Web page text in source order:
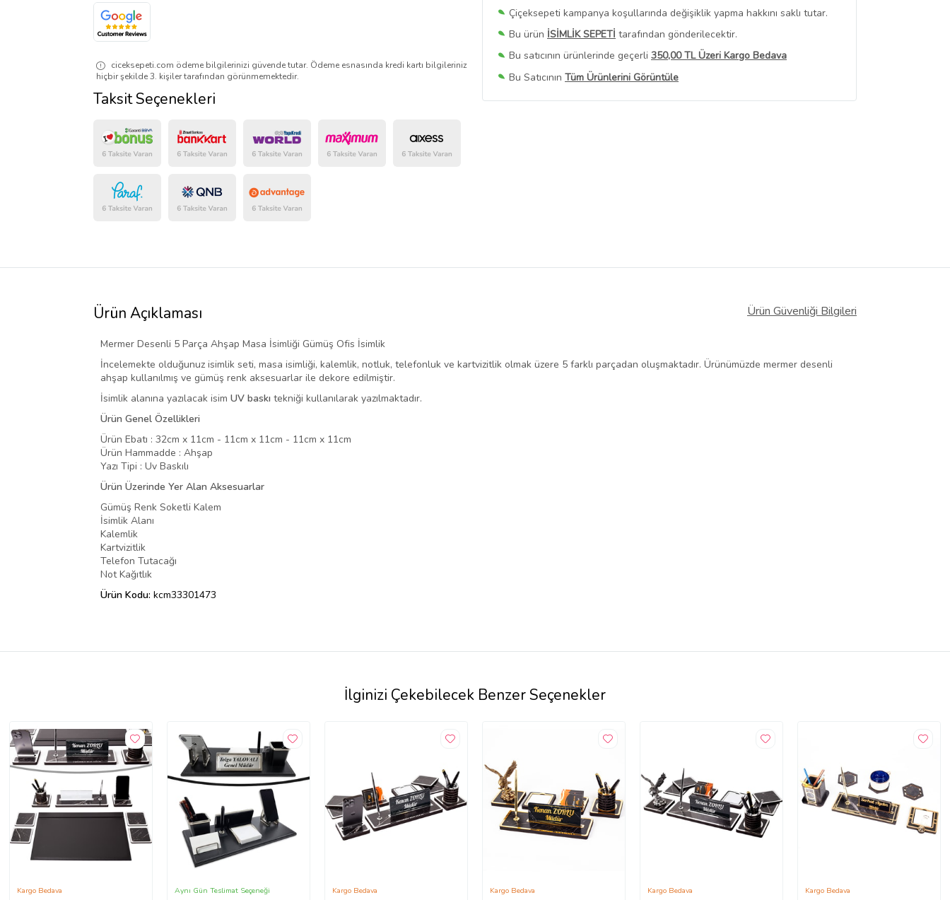
Çiçeksepeti kampanya koşullarında değişiklik yapma hakkını saklı tutar.
Bu ürün İSİMLİK SEPETİ tarafından gönderilecektir.
Bu satıcının ürünlerinde geçerli 350,00 TL Üzeri Kargo Bedava
Bu Satıcının Tüm Ürünlerini Görüntüle
Ürün sayfasında gördüğünüz fiyat bilgileri, satıcı tarafından
ciceksepeti.com ödeme bilgilerinizi güvende tutar. Ödeme esnasında kredi kartı bilgileriniz
hiçbir şekilde 3. kişiler tarafından görünmemektedir.
Taksit Seçenekleri
Ürün Açıklaması Ürün Güvenliği Bilgileri
Mermer Desenli 5 Parça Ahşap Masa İsimliği Gümüş Ofis İsimlik
İncelemekte olduğunuz isimlik seti, masa isimliği, kalemlik, notluk, telefonluk ve kartvizitlik olmak üzere 5 farklı parçadan oluşmaktadır. Ürünümüzde mermer desenli
ahşap kullanılmış ve gümüş renk aksesuarlar ile dekore edilmiştir.
İsimlik alanına yazılacak isim UV baskı tekniği kullanılarak yazılmaktadır.
Ürün Genel Özellikleri
Ürün Ebatı : 32cm x 11cm - 11cm x 11cm - 11cm x 11cm
Ürün Hammadde : Ahşap
Yazı Tipi : Uv Baskılı
Ürün Üzerinde Yer Alan Aksesuarlar
Gümüş Renk Soketli Kalem
İsimlik Alanı
Kalemlik
Kartvizitlik
Telefon Tutacağı
Not Kağıtlık
Ürün Kodu: kcm33301473
İlginizi Çekebilecek Benzer Seçenekler
Kargo Bedava Aynı Gün Teslimat Seçeneği Kargo Bedava Kargo Bedava Kargo Bedava Kargo Bedava